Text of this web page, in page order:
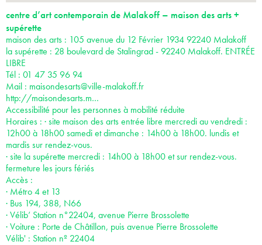
centre d’art contemporain de Malakoff – maison des arts +
supérette
maison des arts : 105 avenue du 12 Février 1934 92240 Malakoff
la supérette : 28 boulevard de Stalingrad - 92240 Malakoff. ENTRÉE
LIBRE
Tél : 01 47 35 96 94
Mail : maisondesarts@ville-malakoff.fr
http://maisondesarts.m…
Accessibilité pour les personnes à mobilité réduite
Horaires : · site maison des arts entrée libre mercredi au vendredi :
12h00 à 18h00 samedi et dimanche : 14h00 à 18h00. lundis et
mardis sur rendez-vous.
· site la supérette mercredi : 14h00 à 18h00 et sur rendez-vous.
fermeture les jours fériés
Accès :
· Métro 4 et 13
· Bus 194, 388, N66
· Vélib’ Station n°22404, avenue Pierre Brossolette
· Voiture : Porte de Châtillon, puis avenue Pierre Brossolette
Vélib' : Station nº 22404